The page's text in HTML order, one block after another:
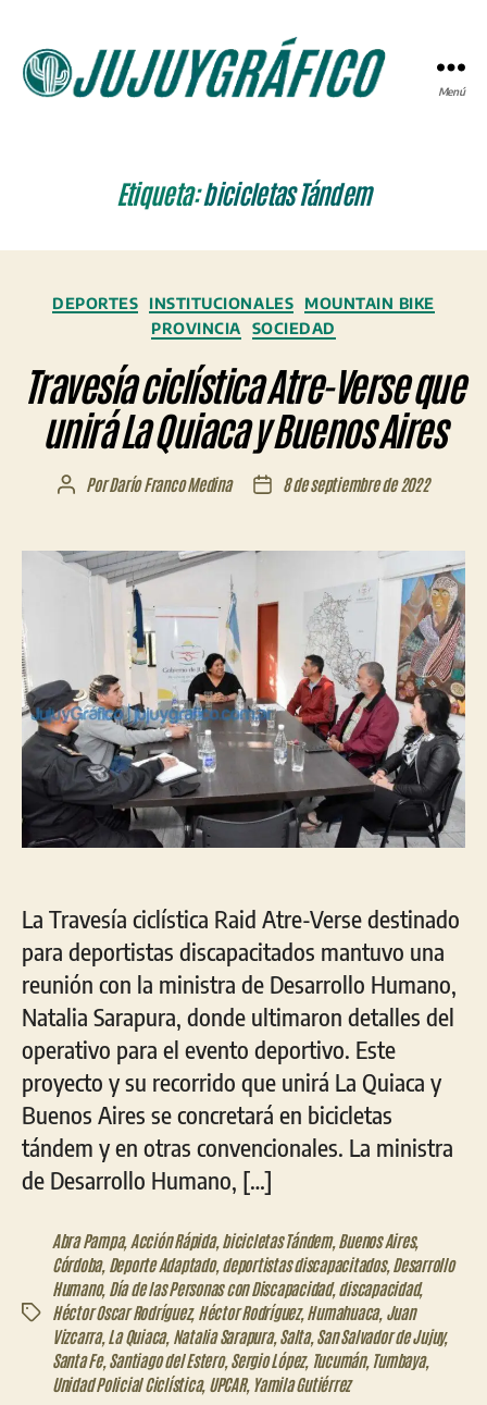
Menú
Etiqueta:bicicletas Tándem
Categorías
DEPORTES INSTITUCIONALES
MOUNTAIN BIKE
PROVINCIA
SOCIEDAD
Travesía ciclística Atre-Verse que
unirá La Quiaca y Buenos Aires
Autor
entrada
PorDarío Franco Medina
Fecha
entrada
8 de septiembre de 2022
La Travesía ciclística Raid Atre-Verse destinado
para deportistas discapacitados mantuvo una
reunión con la ministra de Desarrollo Humano,
Natalia Sarapura, donde ultimaron detalles del
operativo para el evento deportivo. Este
proyecto y su recorrido que unirá La Quiaca y
Buenos Aires se concretará en bicicletas
tándem y en otras convencionales. La ministra
de Desarrollo Humano, […]
Etiquetas
Abra Pampa, Acción Rápida, bicicletas Tándem, Buenos Aires,
Córdoba, Deporte Adaptado, deportistas discapacitados, Desarrollo
Humano, Día de las Personas con Discapacidad, discapacidad,
Héctor Oscar Rodríguez, Héctor Rodríguez, Humahuaca, Juan
Vizcarra, La Quiaca, Natalia Sarapura, Salta, San Salvador de Jujuy,
Santa Fe, Santiago del Estero, Sergio López, Tucumán, Tumbaya,
Unidad Policial Ciclística, UPCAR, Yamila Gutiérrez